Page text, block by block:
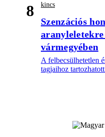
8 kincs
Szenzációs
vármegyében
A felbecsülhetetlen
tagjaihoz